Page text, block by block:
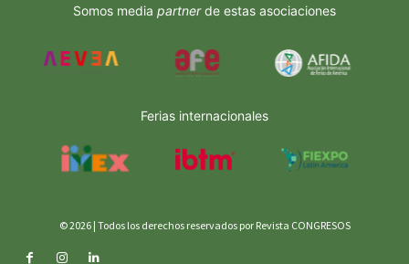
Somos media partnerde estas asociaciones
Ferias internacionales
© 2026 | Todos los derechos reservados por Revista CONGRESOS